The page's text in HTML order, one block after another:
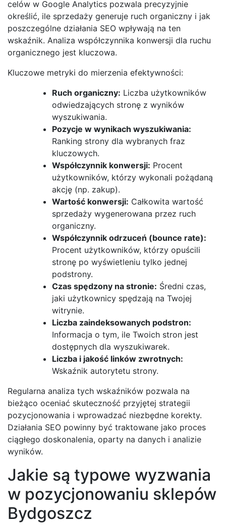
celów w Google Analytics pozwala precyzyjnie
określić, ile sprzedaży generuje ruch organiczny i jak
poszczególne działania SEO wpływają na ten
wskaźnik. Analiza współczynnika konwersji dla ruchu
organicznego jest kluczowa.
Kluczowe metryki do mierzenia efektywności:
Ruch organiczny: Liczba użytkowników
odwiedzających stronę z wyników
wyszukiwania.
Pozycje w wynikach wyszukiwania:
Ranking strony dla wybranych fraz
kluczowych.
Współczynnik konwersji: Procent
użytkowników, którzy wykonali pożądaną
akcję (np. zakup).
Wartość konwersji: Całkowita wartość
sprzedaży wygenerowana przez ruch
organiczny.
Współczynnik odrzuceń (bounce rate):
Procent użytkowników, którzy opuścili
stronę po wyświetleniu tylko jednej
podstrony.
Czas spędzony na stronie: Średni czas,
jaki użytkownicy spędzają na Twojej
witrynie.
Liczba zaindeksowanych podstron:
Informacja o tym, ile Twoich stron jest
dostępnych dla wyszukiwarek.
Liczba i jakość linków zwrotnych:
Wskaźnik autorytetu strony.
Regularna analiza tych wskaźników pozwala na
bieżąco oceniać skuteczność przyjętej strategii
pozycjonowania i wprowadzać niezbędne korekty.
Działania SEO powinny być traktowane jako proces
ciągłego doskonalenia, oparty na danych i analizie
wyników.
Jakie są typowe wyzwania
w pozycjonowaniu sklepów
Bydgoszcz